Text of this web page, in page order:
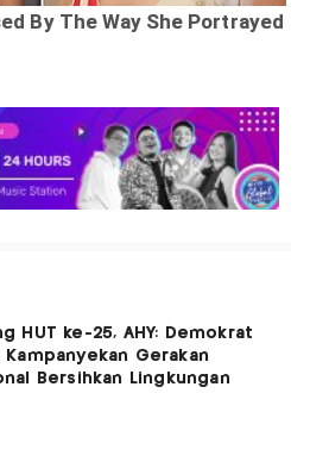
HUT ke-25, AHY: Demokrat
Kampanyekan Gerakan
Bersihkan Lingkungan